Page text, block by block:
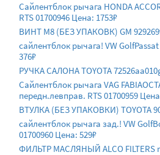
Сайлентблок рычага HONDA
RTS 01700946 Цена: 1753₽
ВИНТ М8 (БЕЗ УПАКОВК) GM
сайлентблок рычага! VW GolfPassat
376₽
РУЧКА САЛОНА TOYOTA
Сайлентблок рычага VAG
передн.левправ. RTS 01700959
ВТУЛКА (БЕЗ УПАКОВКИ) TOYOTA
сайлентблок рычага зад.! VW
01700960 Цена: 529₽
ФИЛЬТР МАСЛЯНЫЙ ALCO FILTERS